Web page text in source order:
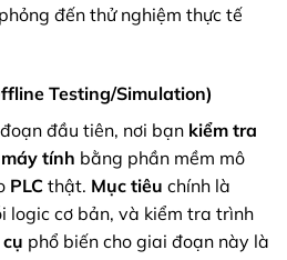
đến thử nghiệm thực tế
Testing/Simulation)
đầu tiên, nơi bạn kiểm tra
tính bằng phần mềm mô
PLC thật. Mục tiêu chính là
logic cơ bản, và kiểm tra trình
phổ biến cho giai đoạn này là